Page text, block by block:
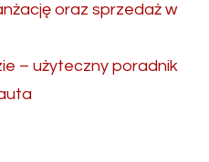
oraz sprzedaż w
– użyteczny poradnik